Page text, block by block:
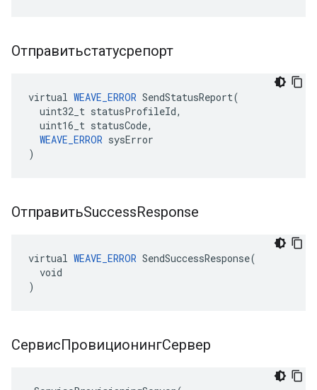
Отправитьстатусрепорт
virtual WEAVE_ERROR SendStatusReport(
  uint32_t statusProfileId,
  uint16_t statusCode,
WEAVE_ERROR sysError
)
ОтправитьSuccessResponse
virtual WEAVE_ERROR SendSuccessResponse(
  void
)
СервисПровиционингСервер